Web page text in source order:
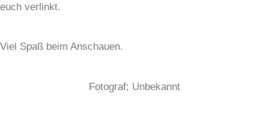
euch verlinkt.
Viel Spaß beim Anschauen.
Fotograf; Unbekannt